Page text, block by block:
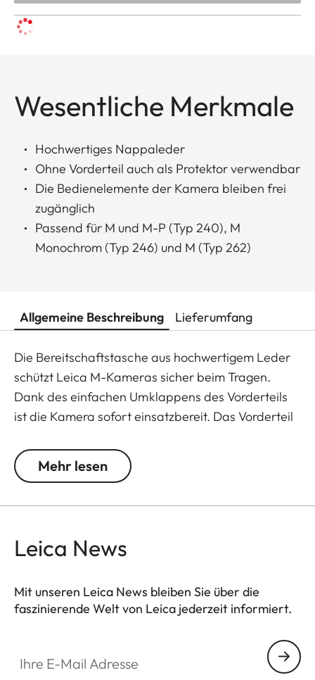
Wesentliche Merkmale
Hochwertiges Nappaleder
Ohne Vorderteil auch als Protektor verwendbar
Die Bedienelemente der Kamera bleiben frei
zugänglich
Passend für M und M-P (Typ 240), M
Monochrom (Typ 246) und M (Typ 262)
Allgemeine Beschreibung Lieferumfang
Die Bereitschaftstasche aus hochwertigem Leder
schützt Leica M-Kameras sicher beim Tragen.
Dank des einfachen Umklappens des Vorderteils
ist die Kamera sofort einsatzbereit. Das Vorderteil
entfernen und ist so auch als Protektor
verwendbar. Die Bedienelemente an der
Mehr lesen
Leica News
Mit unseren Leica News bleiben Sie über die
faszinierende Welt von Leica jederzeit informiert.